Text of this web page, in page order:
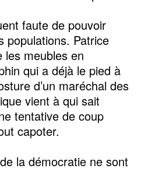
faute de pouvoir
populations. Patrice
les meubles en
qui a déjà le pied à
d’un maréchal des
vient à qui sait
tentative de coup
capoter.
la démocratie ne sont